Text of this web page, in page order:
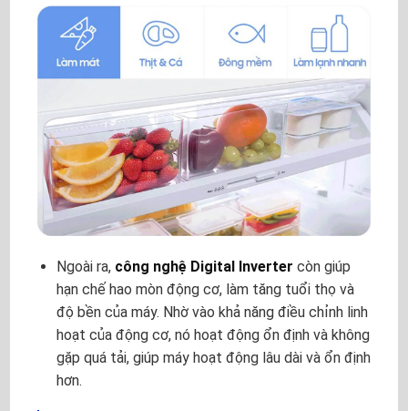
Ngoài ra, công nghệ Digital Inverter còn giúp
hạn chế hao mòn động cơ, làm tăng tuổi thọ và
độ bền của máy. Nhờ vào khả năng điều chỉnh linh
hoạt của động cơ, nó hoạt động ổn định và không
gặp quá tải, giúp máy hoạt động lâu dài và ổn định
hơn.